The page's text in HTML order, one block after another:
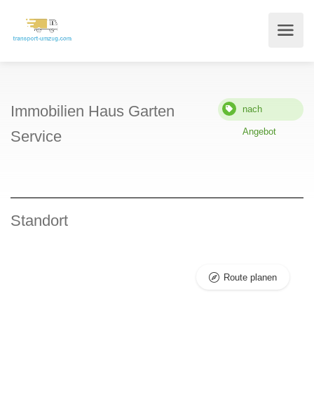
Immobilien Haus Garten
Service
nach
Angebot
Standort
Route planen